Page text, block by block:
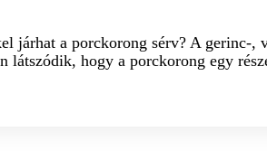
járhat a porckorong sérv? A gerinc-,
látszódik, hogy a porckorong egy